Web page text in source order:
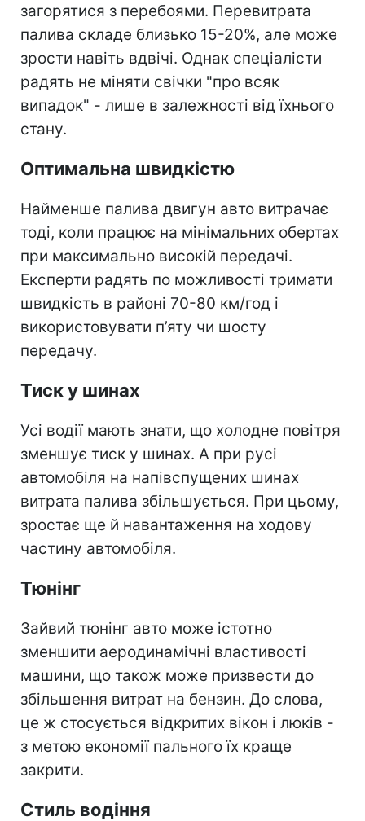
загорятися з перебоями. Перевитрата
палива складе близько 15-20%, але може
зрости навіть вдвічі. Однак спеціалісти
радять не міняти свічки "про всяк
випадок" - лише в залежності від їхнього
стану.
Оптимальна швидкістю
Найменше палива двигун авто витрачає
тоді, коли працює на мінімальних обертах
при максимально високій передачі.
Експерти радять по можливості тримати
швидкість в районі 70-80 км/год і
використовувати п’яту чи шосту
передачу.
Тиск у шинах
Усі водії мають знати, що холодне повітря
зменшує тиск у шинах. А при русі
автомобіля на напівспущених шинах
витрата палива збільшується. При цьому,
зростає ще й навантаження на ходову
частину автомобіля.
Тюнінг
Зайвий тюнінг авто може істотно
зменшити аеродинамічні властивості
машини, що також може призвести до
збільшення витрат на бензин. До слова,
це ж стосується відкритих вікон і люків -
з метою економії пального їх краще
закрити.
Стиль водіння